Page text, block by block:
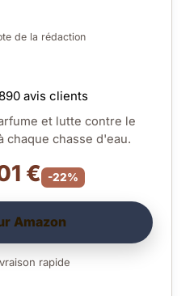
de la rédaction
avis clients
et lutte contre le
chaque chasse d'eau.
€ -22%
Amazon
rapide